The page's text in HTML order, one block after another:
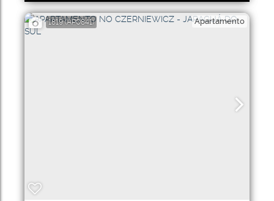
1819 (AP0841) Apartamento